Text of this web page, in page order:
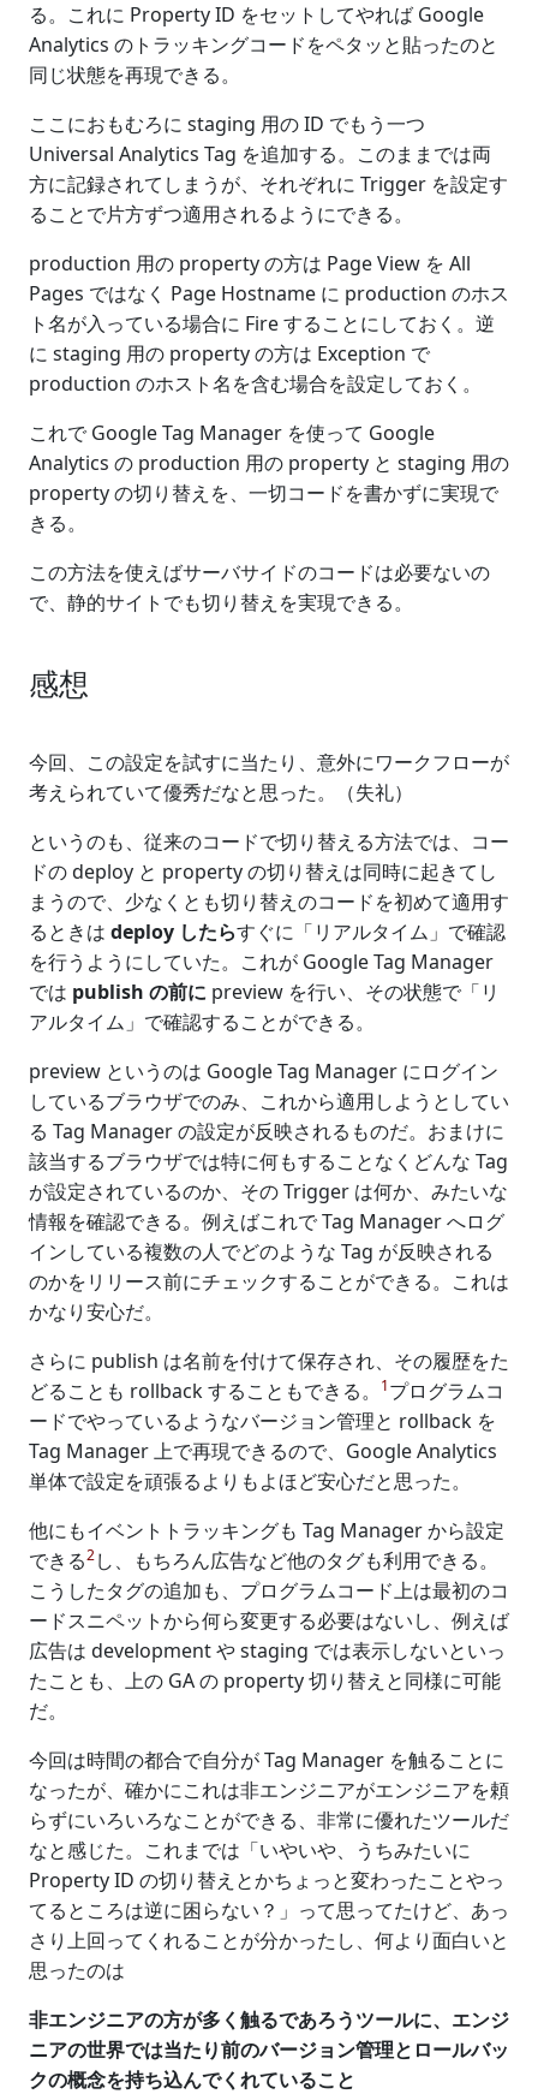
る。これに Property ID をセットしてやれば Google
Analytics のトラッキングコードをペタッと貼ったのと
同じ状態を再現できる。
ここにおもむろに staging 用の ID でもう一つ
Universal Analytics Tag を追加する。このままでは両
方に記録されてしまうが、それぞれに Trigger を設定す
ることで片方ずつ適用されるようにできる。
production 用の property の方は Page View を All
Pages ではなく Page Hostname に production のホス
ト名が入っている場合に Fire することにしておく。逆
に staging 用の property の方は Exception で
production のホスト名を含む場合を設定しておく。
これで Google Tag Manager を使って Google
Analytics の production 用の property と staging 用の
property の切り替えを、一切コードを書かずに実現で
きる。
この方法を使えばサーバサイドのコードは必要ないの
で、静的サイトでも切り替えを実現できる。
感想
今回、この設定を試すに当たり、意外にワークフローが
考えられていて優秀だなと思った。（失礼）
というのも、従来のコードで切り替える方法では、コー
ドの deploy と property の切り替えは同時に起きてし
まうので、少なくとも切り替えのコードを初めて適用す
るときは deploy したらすぐに「リアルタイム」で確認
を行うようにしていた。これが Google Tag Manager
では publish の前に preview を行い、その状態で「リ
アルタイム」で確認することができる。
preview というのは Google Tag Manager にログイン
しているブラウザでのみ、これから適用しようとしてい
る Tag Manager の設定が反映されるものだ。おまけに
該当するブラウザでは特に何もすることなくどんな Tag
が設定されているのか、その Trigger は何か、みたいな
情報を確認できる。例えばこれで Tag Manager へログ
インしている複数の人でどのような Tag が反映される
のかをリリース前にチェックすることができる。これは
かなり安心だ。
さらに publish は名前を付けて保存され、その履歴をた
どることも rollback することもできる。
1プログラムコ
ードでやっているようなバージョン管理と rollback を
Tag Manager 上で再現できるので、Google Analytics
単体で設定を頑張るよりもよほど安心だと思った。
他にもイベントトラッキングも Tag Manager から設定
できる2し、もちろん広告など他のタグも利用できる。
こうしたタグの追加も、プログラムコード上は最初のコ
ードスニペットから何ら変更する必要はないし、例えば
広告は development や staging では表示しないといっ
たことも、上の GA の property 切り替えと同様に可能
だ。
今回は時間の都合で自分が Tag Manager を触ることに
なったが、確かにこれは非エンジニアがエンジニアを頼
らずにいろいろなことができる、非常に優れたツールだ
なと感じた。これまでは「いやいや、うちみたいに
Property ID の切り替えとかちょっと変わったことやっ
てるところは逆に困らない？」って思ってたけど、あっ
さり上回ってくれることが分かったし、何より面白いと
思ったのは
非エンジニアの方が多く触るであろうツールに、エンジ
ニアの世界では当たり前のバージョン管理とロールバッ
クの概念を持ち込んでくれていること